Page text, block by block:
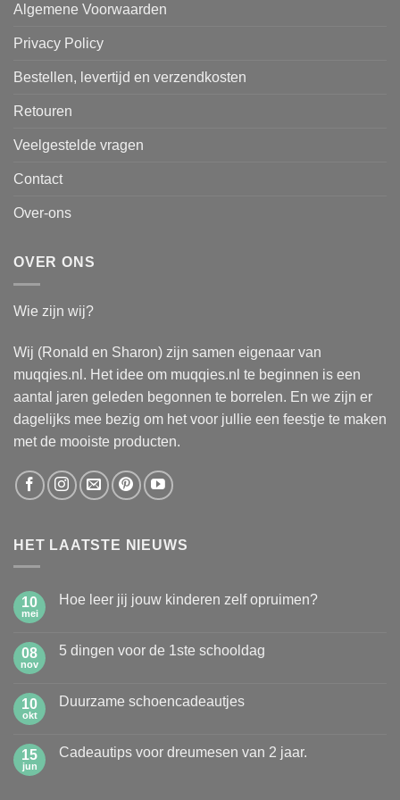
Algemene Voorwaarden
Privacy Policy
Bestellen, levertijd en verzendkosten
Retouren
Veelgestelde vragen
Contact
Over-ons
OVER ONS
Wie zijn wij?
Wij (Ronald en Sharon) zijn samen eigenaar van
muqqies.nl. Het idee om muqqies.nl te beginnen is een
aantal jaren geleden begonnen te borrelen. En we zijn er
dagelijks mee bezig om het voor jullie een feestje te maken
met de mooiste producten.
HET LAATSTE NIEUWS
10
mei
Hoe leer jij jouw kinderen zelf opruimen?
Hoe
kinderen
zelf
08
nov
5 dingen voor de 1ste schooldag
5
1ste
schooldag
10
okt
Duurzame schoencadeautjes
Duurzame
15
jun
Cadeautips voor dreumesen van 2 jaar.